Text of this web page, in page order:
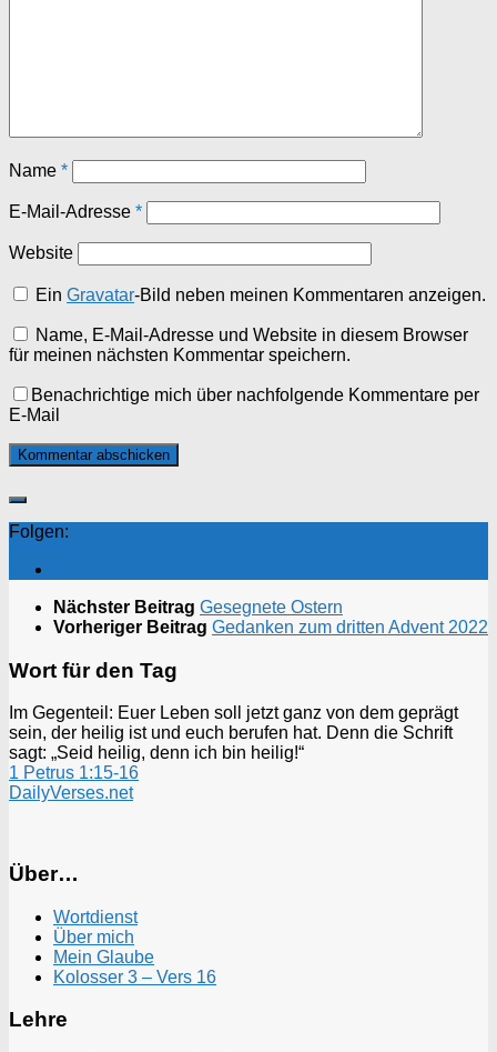
Name *
E-Mail-Adresse *
Website
EinGravatar-Bild neben meinen Kommentaren anzeigen.
Name, E-Mail-Adresse und Website in diesem Browser
für meinen nächsten Kommentar speichern.
Benachrichtige mich über nachfolgende Kommentare per
E-Mail
Folgen:
Nächster Beitrag Gesegnete Ostern
Vorheriger Beitrag Gedanken zum dritten Advent 2022
Wort für den Tag
Im Gegenteil: Euer Leben soll jetzt ganz von dem geprägt
sein, der heilig ist und euch berufen hat. Denn die Schrift
sagt: „Seid heilig, denn ich bin heilig!“
1 Petrus 1:15-16
DailyVerses.net
Über…
Wortdienst
Über mich
Mein Glaube
Kolosser 3 – Vers 16
Lehre